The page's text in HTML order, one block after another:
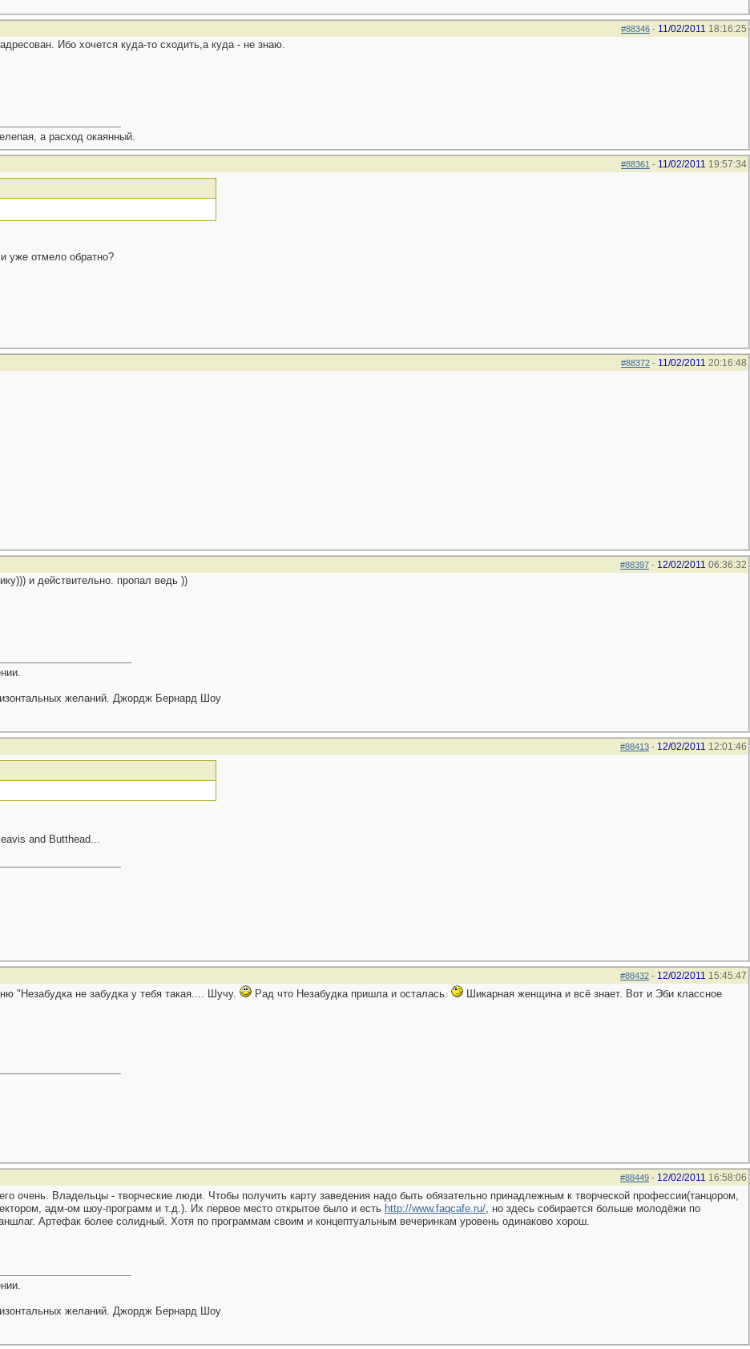
#88346 - 11/02/2011 18:16:25
Ибо хочется куда-то сходить,а куда - не знаю.
а расход окаянный.
#88361 - 11/02/2011 19:57:34
уже отмело обратно?
#88372 - 11/02/2011 20:16:48
#88397 - 12/02/2011 06:36:32
и действительно. пропал ведь ))
желаний. Джордж Бернард Шоу
#88413 - 12/02/2011 12:01:46
and Butthead...
#88432 - 12/02/2011 15:45:47
"Незабудка не забудка у тебя такая.... Шучу. Рад что Незабудка пришла и осталась.
Шикарная женщина и всё знает. Вот и Эби классное
#88449 - 12/02/2011 16:58:06
очень. Владельцы - творческие люди. Чтобы получить карту заведения надо быть обязательно принадлежным к творческой профессии(танцором,
адм-ом шоу-программ и т.д.). Их первое место открытое было и есть http://www.faqcafe.ru/, но здесь собирается больше молодёжи по
Артефак более солидный. Хотя по программам своим и концептуальным вечеринкам уровень одинаково хорош.
желаний. Джордж Бернард Шоу